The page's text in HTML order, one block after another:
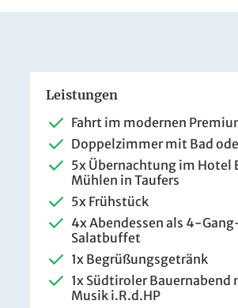
Leistungen
Fahrt im modernen
Doppelzimmer mit Bad
5x Übernachtung im Hotel
Mühlen in Taufers
5x Frühstück
4x Abendessen als 4-
Salatbuffet
1x Begrüßungsgetränk
1x Südtiroler Bauernabend
Musik i.R.d.HP